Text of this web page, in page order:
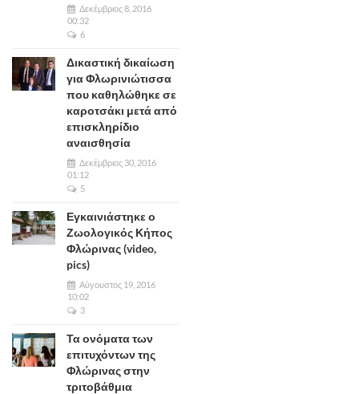
Δεκέμβριος 8, 2016
00:32
6
Δικαστική δικαίωση
για Φλωρινιώτισσα
που καθηλώθηκε σε
καροτσάκι μετά από
επισκληρίδιο
αναισθησία
Δεκέμβριος 30, 2016
01:12
5
Εγκαινιάστηκε ο
Ζωολογικός Κήπος
Φλώρινας (video,
pics)
Αύγουστος 19, 2016
10:02
3
Τα ονόματα των
επιτυχόντων της
Φλώρινας στην
τριτοβάθμια